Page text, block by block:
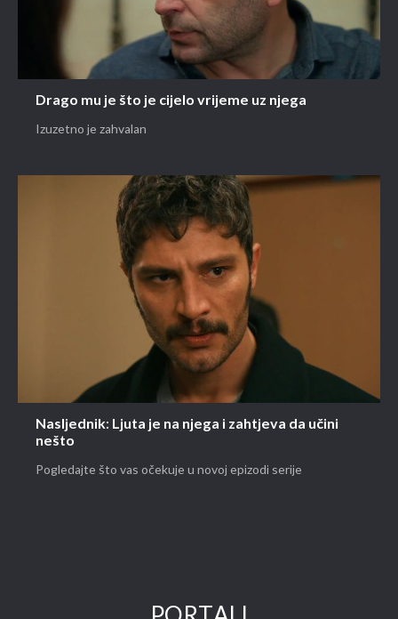
Drago mu je što je cijelo vrijeme uz njega
Izuzetno je zahvalan
Nasljednik: Ljuta je na njega i zahtjeva da učini
nešto
Pogledajte što vas očekuje u novoj epizodi serije